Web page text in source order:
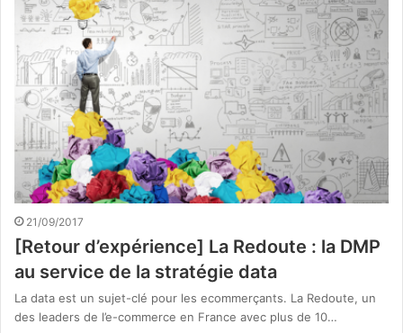
21/09/2017
[Retour d’expérience] La Redoute : la DMP
au service de la stratégie data
La data est un sujet-clé pour les ecommerçants. La Redoute, un
des leaders de l’e-commerce en France avec plus de 10…